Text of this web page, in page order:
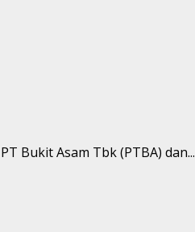
Bukit Asam Tbk (PTBA) dan...